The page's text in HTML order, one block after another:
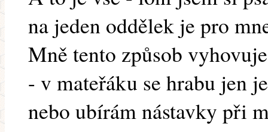
na jeden oddělek je pro
Mně tento způsob
- v mateřáku se hrabu jen
nebo ubírám nástavky při